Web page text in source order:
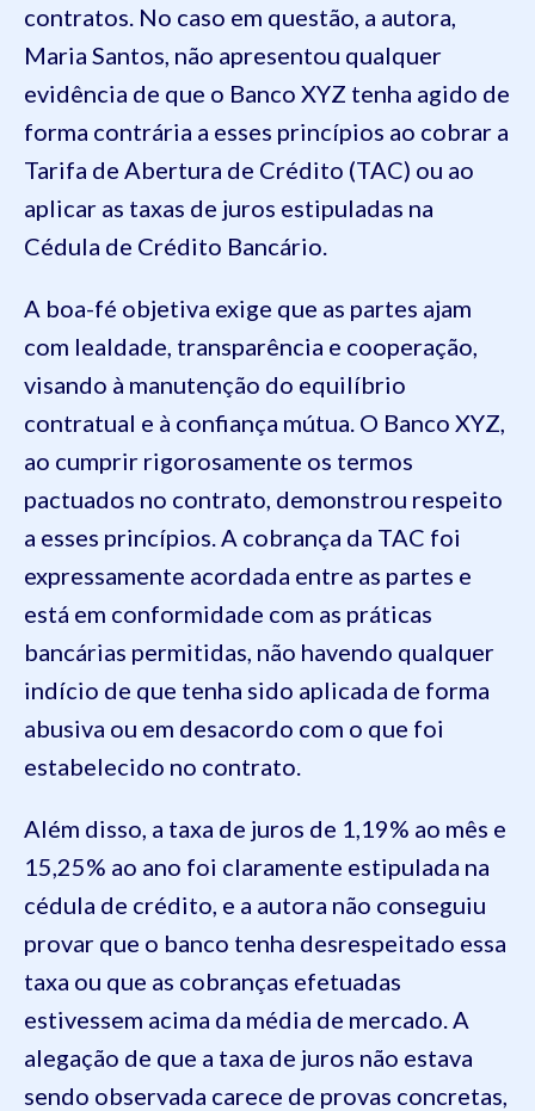
contratos. No caso em questão, a autora,
Maria Santos, não apresentou qualquer
evidência de que o Banco XYZ tenha agido de
forma contrária a esses princípios ao cobrar a
Tarifa de Abertura de Crédito (TAC) ou ao
aplicar as taxas de juros estipuladas na
Cédula de Crédito Bancário.
A boa-fé objetiva exige que as partes ajam
com lealdade, transparência e cooperação,
visando à manutenção do equilíbrio
contratual e à confiança mútua. O Banco XYZ,
ao cumprir rigorosamente os termos
pactuados no contrato, demonstrou respeito
a esses princípios. A cobrança da TAC foi
expressamente acordada entre as partes e
está em conformidade com as práticas
bancárias permitidas, não havendo qualquer
indício de que tenha sido aplicada de forma
abusiva ou em desacordo com o que foi
estabelecido no contrato.
Além disso, a taxa de juros de 1,19% ao mês e
15,25% ao ano foi claramente estipulada na
cédula de crédito, e a autora não conseguiu
provar que o banco tenha desrespeitado essa
taxa ou que as cobranças efetuadas
estivessem acima da média de mercado. A
alegação de que a taxa de juros não estava
sendo observada carece de provas concretas,